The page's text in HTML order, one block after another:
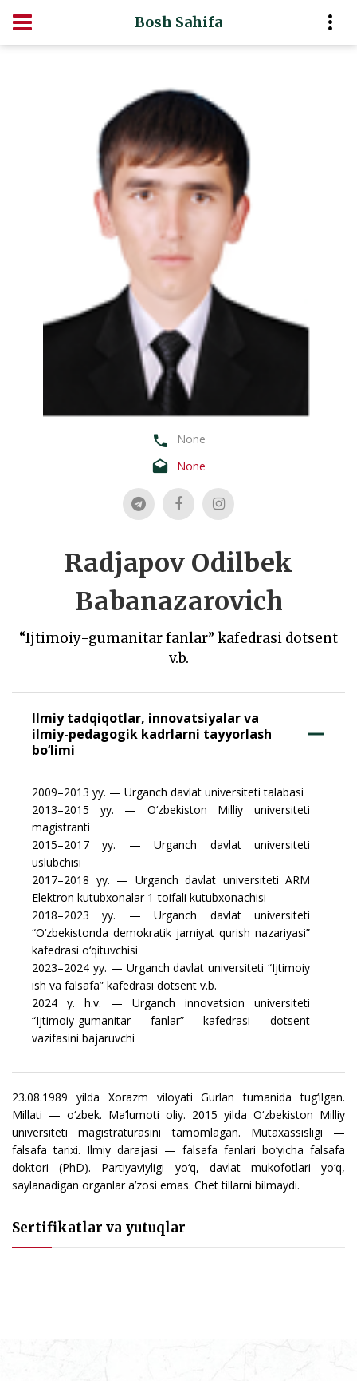
Bosh Sahifa
None
None
Radjapov Odilbek
Babanazarovich
“Ijtimoiy-gumanitar fanlar” kafedrasi dotsent
v.b.
Ilmiy tadqiqotlar, innovatsiyalar va
ilmiy-pedagogik kadrlarni tayyorlash
bo‘limi
2009–2013 yy. — Urganch davlat universiteti talabasi
2013–2015 yy. — O‘zbekiston Milliy universiteti
magistranti
2015–2017 yy. — Urganch davlat universiteti
uslubchisi
2017–2018 yy. — Urganch davlat universiteti ARM
Elektron kutubxonalar 1-toifali kutubxonachisi
2018–2023 yy. — Urganch davlat universiteti
“O‘zbekistonda demokratik jamiyat qurish nazariyasi”
kafedrasi o‘qituvchisi
2023–2024 yy. — Urganch davlat universiteti “Ijtimoiy
ish va falsafa” kafedrasi dotsent v.b.
2024 y. h.v. — Urganch innovatsion universiteti
“Ijtimoiy-gumanitar fanlar” kafedrasi dotsent
vazifasini bajaruvchi
23.08.1989 yilda Xorazm viloyati Gurlan tumanida tug‘ilgan.
Millati — o‘zbek. Ma’lumoti oliy. 2015 yilda O‘zbekiston Milliy
universiteti magistraturasini tamomlagan. Mutaxassisligi —
falsafa tarixi. Ilmiy darajasi — falsafa fanlari bo‘yicha falsafa
doktori (PhD). Partiyaviyligi yo‘q, davlat mukofotlari yo‘q,
saylanadigan organlar a’zosi emas. Chet tillarni bilmaydi.
Sertifikatlar va yutuqlar